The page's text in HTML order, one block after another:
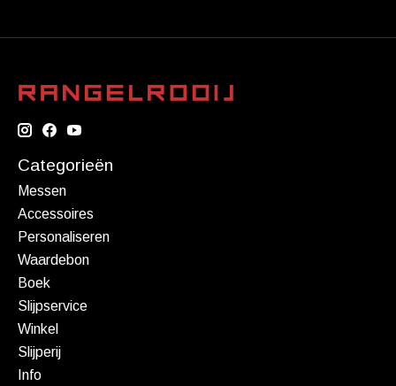
Categorieën
Messen
Accessoires
Personaliseren
Waardebon
Boek
Slijpservice
Winkel
Slijperij
Info